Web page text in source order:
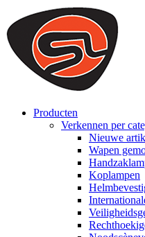
We use cookies to ensure that
on our website. By continuing
that cookies are used to help
to offer you a better
you can disable cookies, you
Producten
Verkennen per
Nieuwe
Wapen
Koplampen